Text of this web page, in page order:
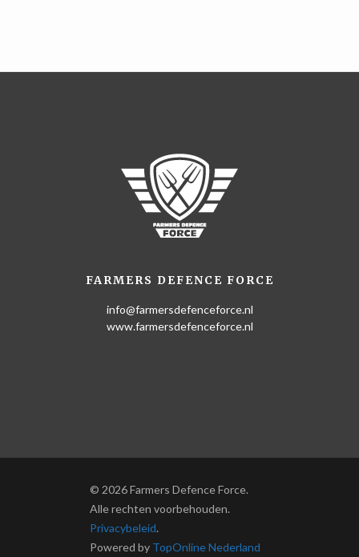
FARMERS DEFENCE FORCE
info@farmersdefenceforce.nl
www.farmersdefenceforce.nl
© 2026 Farmers Defence Force.
Alle rechten voorbehouden.
Privacybeleid.
Powered by TopOnline Nederland